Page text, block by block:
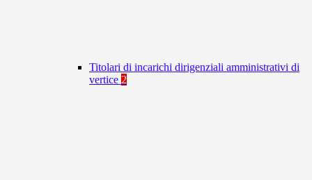
Titolari di incarichi dirigenziali amministrativi di
vertice 2